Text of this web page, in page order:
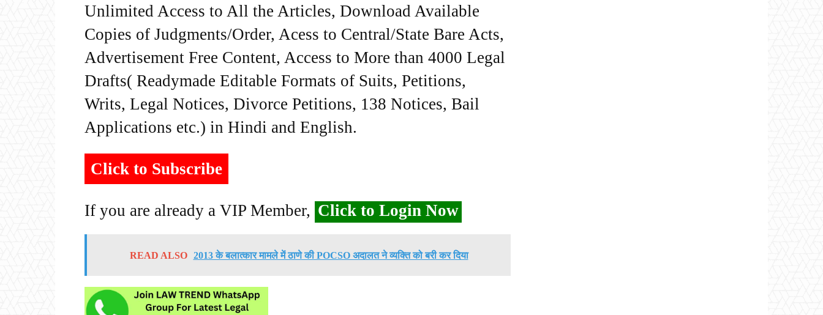
Unlimited Access to All the Articles, Download Available
Copies of Judgments/Order, Acess to Central/State Bare Acts,
Advertisement Free Content, Access to More than 4000 Legal
Drafts( Readymade Editable Formats of Suits, Petitions,
Writs, Legal Notices, Divorce Petitions, 138 Notices, Bail
Applications etc.) in Hindi and English.
Click to Subscribe
If you are already a VIP Member, Click to Login Now
READ ALSO 2013 के बलात्कार मामले में ठाणे की POCSO अदालत ने व्यक्ति को बरी कर दिया